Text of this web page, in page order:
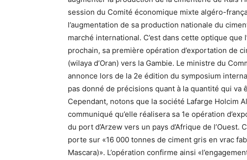
session du Comité économique mixte algéro-
l’augmentation de sa production nationale du
marché international. C’est dans cette optique que
prochain, sa première opération d’exportation de
(wilaya d’Oran) vers la Gambie. Le ministre du
annonce lors de la 2e édition du symposium
pas donné de précisions quant à la quantité qui
Cependant, notons que la société Lafarge Holcim
communiqué qu’elle réalisera sa 1e opération
du port d’Arzew vers un pays d’Afrique de
porte sur «16 000 tonnes de ciment gris en vrac
Mascara)». L’opération confirme ainsi